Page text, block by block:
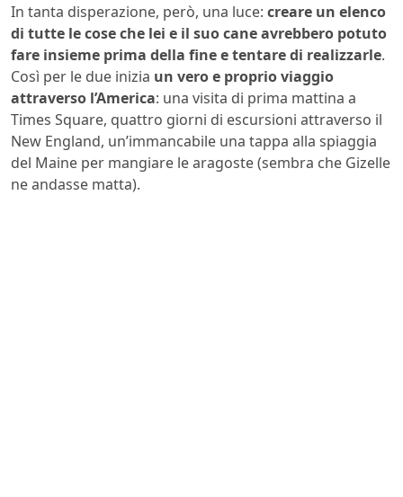
In tanta disperazione, però, una luce: creare un elenco
di tutte le cose che lei e il suo cane avrebbero potuto
fare insieme prima della fine e tentare di realizzarle.
Così per le due inizia un vero e proprio viaggio
attraverso l’America: una visita di prima mattina a
Times Square, quattro giorni di escursioni attraverso il
New England, un’immancabile una tappa alla spiaggia
del Maine per mangiare le aragoste (sembra che Gizelle
ne andasse matta).